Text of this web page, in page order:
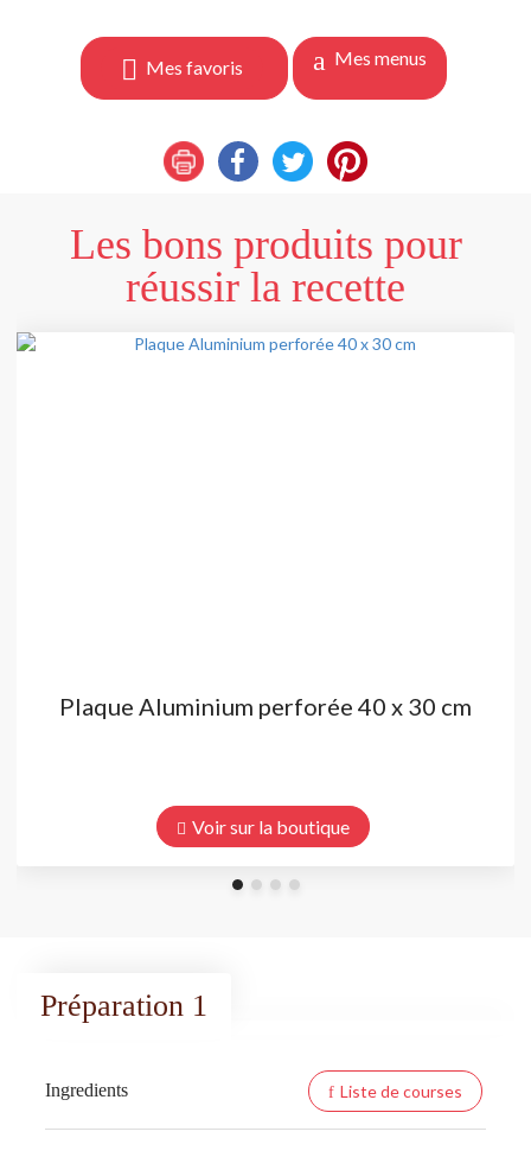
Mes favoris Mes menus
Les bons produits pour
réussir la recette
Plaque Aluminium perforée 40 x 30 cm
Voir sur la boutique
Préparation 1
Ingredients Liste de courses